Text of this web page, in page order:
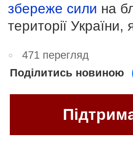
збереже сили на
території України,
471 перегляд
Поділитись новиною